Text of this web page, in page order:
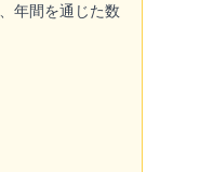
年間を通じた数